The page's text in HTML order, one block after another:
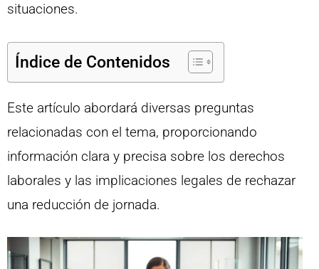
situaciones.
Índice de Contenidos
Este artículo abordará diversas preguntas
relacionadas con el tema, proporcionando
información clara y precisa sobre los derechos
laborales y las implicaciones legales de rechazar
una reducción de jornada.